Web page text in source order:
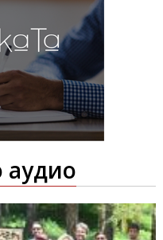
аудио